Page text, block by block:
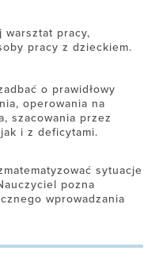
warsztat pracy,
pracy z dzieckiem.
o prawidłowy
operowania na
szacowania przez
i z deficytami.
sytuacje
pozna
wprowadzania